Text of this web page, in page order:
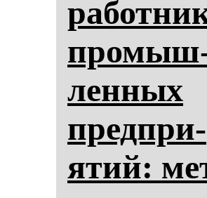
лен­ных
пред­при­
ятий: